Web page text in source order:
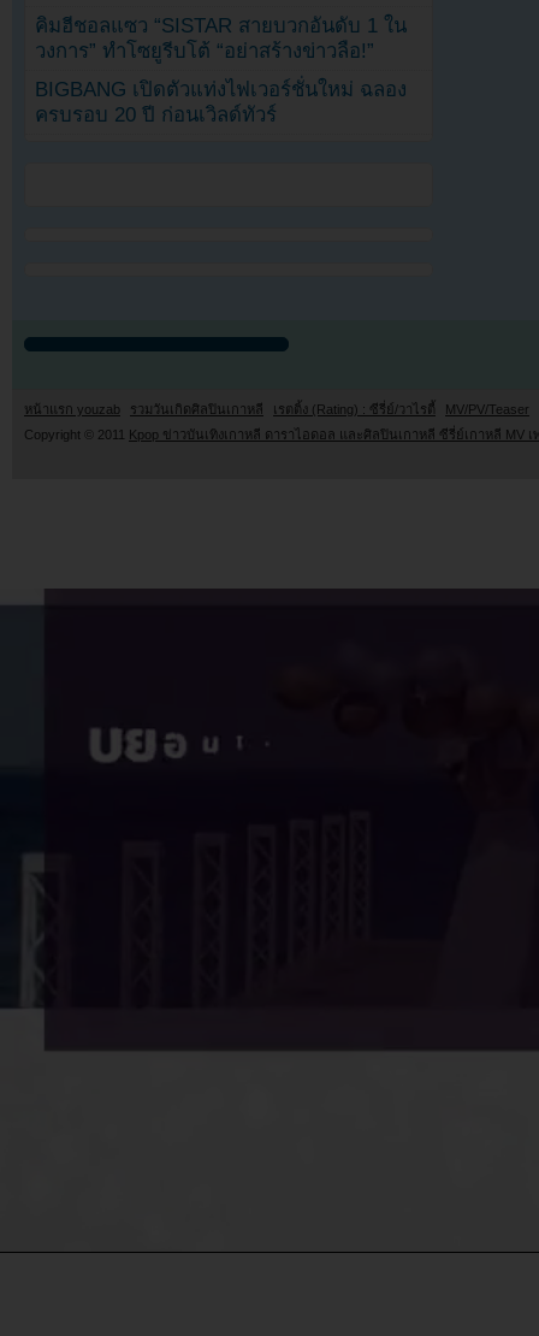
คิมฮีชอลแซว “SISTAR สายบวกอันดับ 1 ใน
วงการ” ทำโซยูรีบโต้ “อย่าสร้างข่าวลือ!”
BIGBANG เปิดตัวแท่งไฟเวอร์ชั่นใหม่ ฉลอง
ครบรอบ 20 ปี ก่อนเวิลด์ทัวร์
หน้าแรก youzab รวมวันเกิดศิลปินเกาหลี เรตติ้ง (Rating) : ซีรี่ย์/วาไรตี้
MV/PV/Teaser
Copyright © 2011 Kpop ข่าวบันเทิงเกาหลี ดาราไอดอล และศิลปินเกาหลี ซีรี่ย์เกาหลี MV